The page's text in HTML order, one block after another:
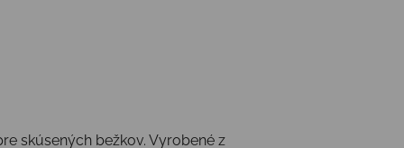
skúsených bežkov. Vyrobené z